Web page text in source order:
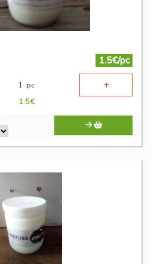
1.5€/pc
1 pc +
1.5€